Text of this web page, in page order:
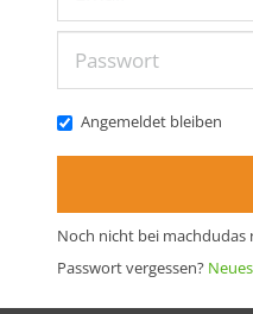
Angemeldet bleiben
Noch nicht bei machdudas
Passwort vergessen?